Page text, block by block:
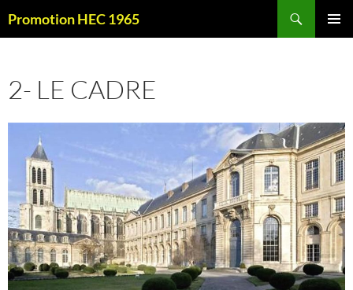
auPromotion HEC 1965
2- LE CADRE